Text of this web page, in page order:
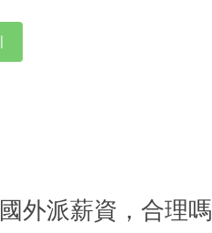
外派薪資，合理